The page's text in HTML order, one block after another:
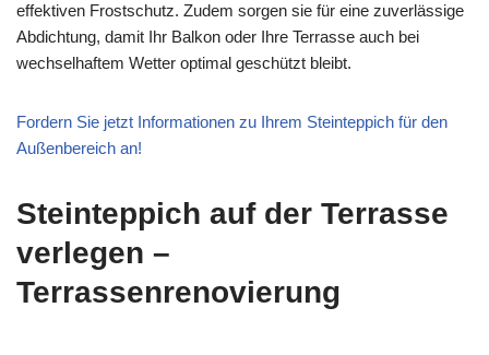
effektiven Frostschutz. Zudem sorgen sie für eine zuverlässige
Abdichtung, damit Ihr Balkon oder Ihre Terrasse auch bei
wechselhaftem Wetter optimal geschützt bleibt.
Fordern Sie jetzt Informationen zu Ihrem Steinteppich für den
Außenbereich an!
Steinteppich auf der Terrasse
verlegen –
Terrassenrenovierung